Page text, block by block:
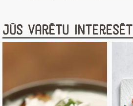
Jūs varētu interesēt